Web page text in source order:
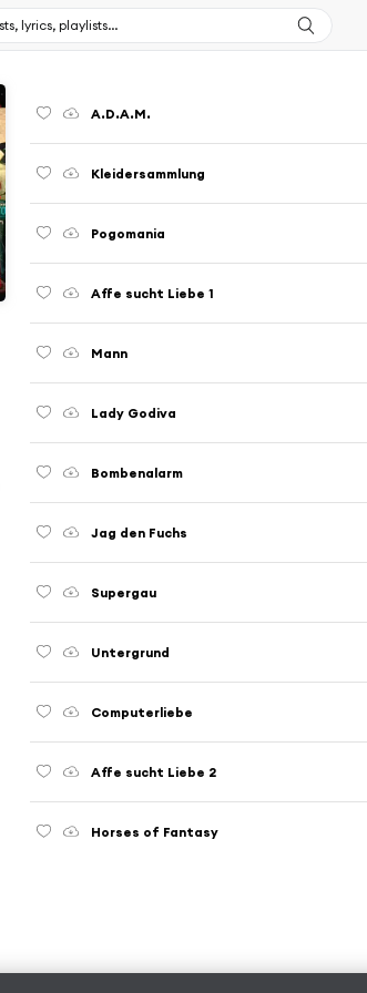
A.D.A.M.
Kleidersammlung
Pogomania
Affe sucht Liebe 1
Mann
Lady Godiva
Bombenalarm
Jag den Fuchs
Supergau
Untergrund
Computerliebe
Affe sucht Liebe 2
Horses of Fantasy